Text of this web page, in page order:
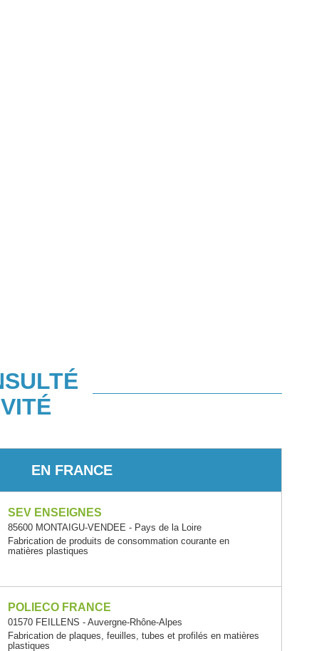
EN FRANCE
SEV ENSEIGNES
85600 MONTAIGU-VENDEE - Pays de la Loire
Fabrication de produits de consommation courante en
matières plastiques
POLIECO FRANCE
01570 FEILLENS - Auvergne-Rhône-Alpes
Fabrication de plaques, feuilles, tubes et profilés en matières
plastiques